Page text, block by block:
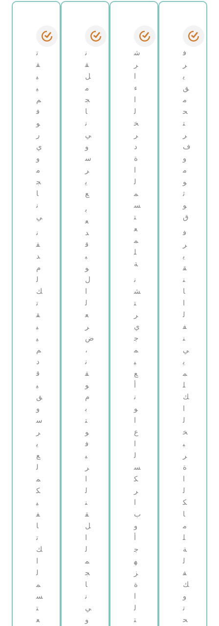
ت
ق
ي
ي
م
ف
و
ر
ي
و
م
ج
ا
ن
ي
ن
ق
د
م
ل
ك
ت
ق
ي
ي
م
د
ق
ي
ق
و
س
ر
ي
ع
ل
م
ك
ي
ف
ا
ت
ك
ا
ل
م
س
ت
ع
ن
ق
ل
م
ج
ا
ن
ي
و
س
ر
ي
ع
ب
ع
د
ق
ب
و
ل
ا
ل
ع
ر
ض
،
ن
ق
و
م
ب
ت
و
ف
ي
ر
ا
ل
ن
ق
ل
ا
ل
م
ج
ا
ن
ي
و
ش
ر
ا
ء
ا
ل
خ
ر
د
ة
ا
ل
م
س
ت
ع
م
ل
ة
ن
ش
ت
ر
ي
ج
م
ي
ع
أ
ن
و
ا
ع
ا
ل
س
ك
ر
ا
ب
و
أ
ج
ه
ز
ة
ا
ل
ت
ف
ر
ي
ق
م
ح
ت
ر
ف
و
م
و
ث
و
ق
ف
ر
ي
ق
ن
ا
ا
ل
ف
ن
ي
ي
م
ل
ك
ا
ل
خ
ب
ر
ة
ا
ل
ك
ا
م
ل
ة
ل
ف
ك
و
ت
ح